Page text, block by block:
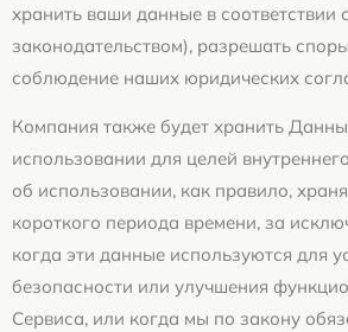
хранить ваши данные в соответствии
законодательством), разрешать
соблюдение наших юридических
Компания также будет хранить
использовании для целей
об использовании, как правило,
короткого периода времени, за
когда эти данные используются для
безопасности или улучшения
Сервиса, или когда мы по закону